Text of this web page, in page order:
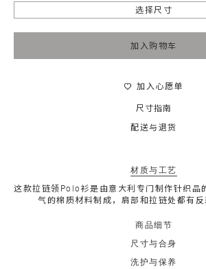
选择尺寸
加入购物车
加入心愿单
尺寸指南
配送与退货
材质与工艺
这款拉链领Polo衫是由意大利专门制作针织品
气的棉质材料制成，肩部和拉链处都有反
商品细节
尺寸与合身
洗护与保养